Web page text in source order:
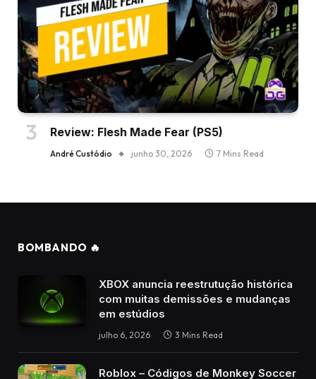
Review: Flesh Made Fear (PS5)
André Custódio junho 30, 2026 7 Mins Read
BOMBANDO 🔥
XBOX anuncia reestrutução histórica
com muitas demissões e mudanças
em estúdios
julho 6, 2026 3 Mins Read
Roblox – Códigos de Monkey Soccer